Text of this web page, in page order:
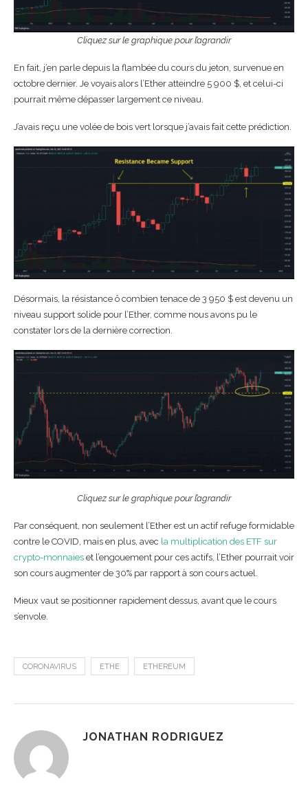
Cliquez sur le graphique pour l’agrandir
En fait, j’en parle depuis la flambée du cours du jeton, survenue en
octobre dernier. Je voyais alors l’Ether atteindre 5 900 $, et celui-ci
pourrait même dépasser largement ce niveau.
J’avais reçu une volée de bois vert lorsque j’avais fait cette prédiction.
Désormais, la résistance ô combien tenace de 3 950 $ est devenu un
niveau support solide pour l’Ether, comme nous avons pu le
constater lors de la dernière correction.
Cliquez sur le graphique pour l’agrandir
Par conséquent, non seulement l’Ether est un actif refuge formidable
contre le COVID, mais en plus, avec la multiplication des ETF sur
crypto-monnaies et l’engouement pour ces actifs, l’Ether pourrait voir
son cours augmenter de 30% par rapport à son cours actuel.
Mieux vaut se positionner rapidement dessus, avant que le cours
s’envole.
CORONAVIRUS ETHE ETHEREUM
JONATHAN RODRIGUEZ